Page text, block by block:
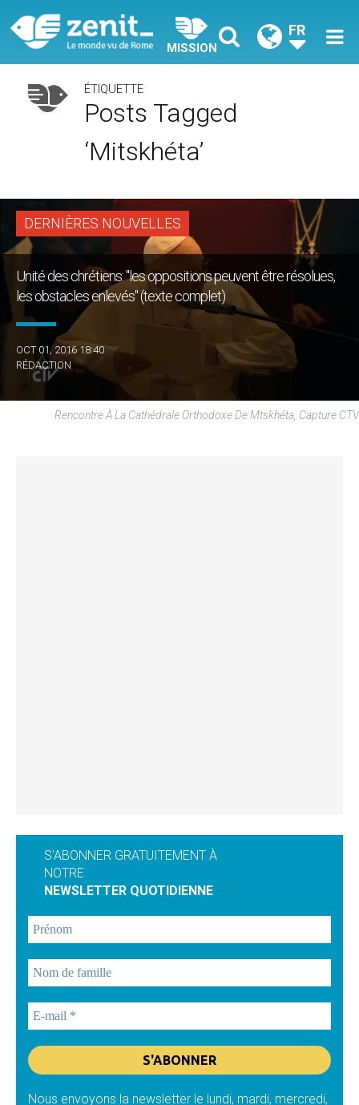
MISSION
FR
ÉTIQUETTE
Posts Tagged
‘Mitskhéta’
DERNIÈRES NOUVELLES
Unité des chrétiens: "les oppositions peuvent être résolues,
les obstacles enlevés" (texte complet)
OCT 01, 2016 18:40
RÉDACTION
Rencontre À La Cathédrale Orthodoxe De Mtskhéta, Capture CTV
S'ABONNER GRATUITEMENT À
NOTRE
NEWSLETTER QUOTIDIENNE
Nous envoyons la newsletter le lundi, mardi, mercredi,